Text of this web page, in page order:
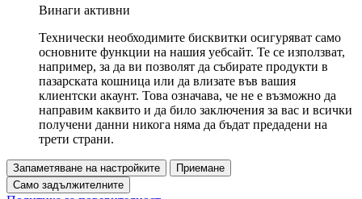
Винаги активни
Технически необходимите бисквитки осигуряват само
основните функции на нашия уебсайт. Те се използват,
например, за да ви позволят да събирате продукти в
пазарската кошница или да влизате във вашия
клиентски акаунт. Това означава, че не е възможно да
направим каквито и да било заключения за вас и всички
получени данни никога няма да бъдат предадени на
трети страни.
Запаметяване на настройките
Приемане
Само задължителните